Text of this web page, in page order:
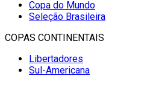
Copa do Mundo
Seleção Brasileira
COPAS CONTINENTAIS
Libertadores
Sul-Americana